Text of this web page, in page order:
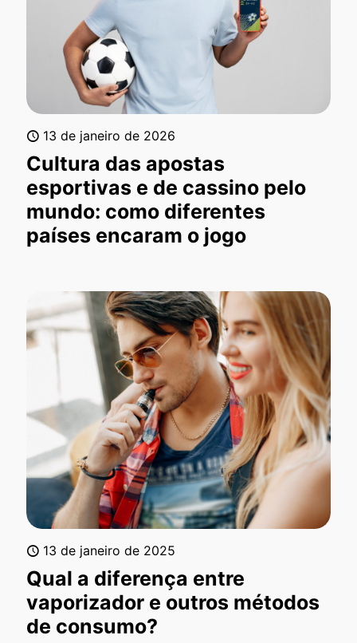
13 de janeiro de 2026
Cultura das apostas
esportivas e de cassino pelo
mundo: como diferentes
países encaram o jogo
13 de janeiro de 2025
Qual a diferença entre
vaporizador e outros métodos
de consumo?